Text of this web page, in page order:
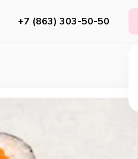
+7 (863) 303-50-50